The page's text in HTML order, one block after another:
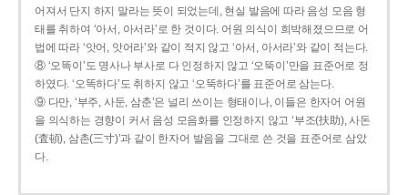
어져서 단지 하지 말라는 뜻이 되었는데, 현실 발음에 따라 음성 모음 형
태를 취하여 ‘아서, 아서라’로 한 것이다. 어원 의식이 희박해졌으므로 어
법에 따라 ‘앗어, 앗어라’와 같이 적지 않고 ‘아서, 아서라’와 같이 적는다.
⑧ ‘오똑이’도 명사나 부사로 다 인정하지 않고 ‘오뚝이’만을 표준어로 정
하였다. ‘오똑하다’도 취하지 않고 ‘오뚝하다’를 표준어로 삼는다.
⑨ 다만, ‘부주, 사둔, 삼춘’은 널리 쓰이는 형태이나, 이들은 한자어 어원
을 의식하는 경향이 커서 음성 모음화를 인정하지 않고 ‘부조(扶助), 사돈
(査頓), 삼촌(三寸)’과 같이 한자어 발음을 그대로 쓴 것을 표준어로 삼았
다.